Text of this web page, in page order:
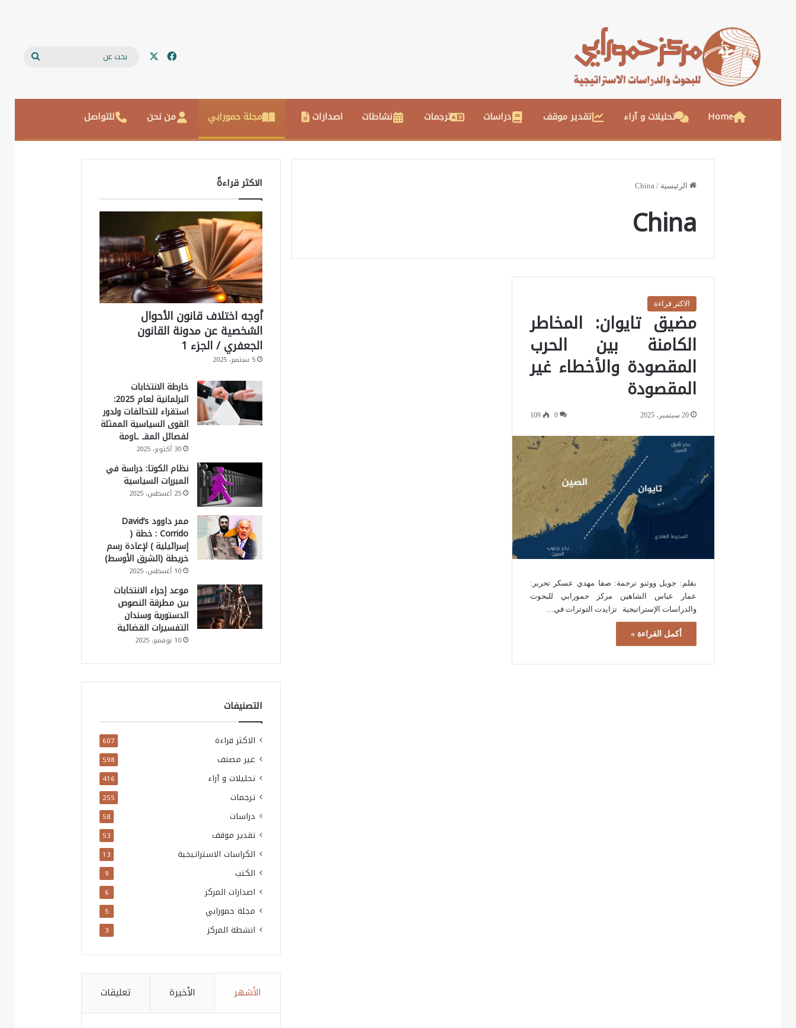
فيسبوك
Home تحليلات و آراء تقدير موقف دراسات ترجمات نشاطات اصدارات مجلة حمورابي من نحن للتواصل
الرئيسية /
China
China
الاكثر قراءة
مضيق تايوان: المخاطر
الكامنة بين الحرب
المقصودة والأخطاء غير
المقصودة
20 سبتمبر، 2025 0
109
بقلم: جويل ووثنو ترجمة: صفا مهدي عسكر تحرير:
عمار عباس الشاهين مركز حمورابي للبحوث
والدراسات الإستراتيجية تزايدت التوترات في…
أكمل القراءة »
الاكثر قراءةً
أوجه اختلاف قانون الأحوال
الشخصية عن مدونة القانون
الجعفري / الجزء 1
5 سبتمبر، 2025
خارطة الانتخابات
البرلمانية لعام 2025:
استقراء للتحالفات ولدور
القوى السياسية الممثلة
لفصائل المقـ ـاومة
30 أكتوبر، 2025
نظام الكوتا: دراسة في
المبررات السياسية
25 أغسطس، 2025
ممر داوود David’s
Corrido : خطة (
إسرائيلية ) لإعادة رسم
خريطة (الشرق الأوسط)
10 أغسطس، 2025
موعد إجراء الانتخابات
بين مطرقة النصوص
الدستورية وسندان
التفسيرات القضائية
10 نوفمبر، 2025
التصنيفات
الاكثر قراءة 607
غير مصنف 598
تحليلات و آراء 416
ترجمات 255
دراسات 58
تقدير موقف 53
الكراسات الاستراتيجية 13
الكتب 9
اصدارات المركز 6
مجلة حمورابي 5
انشطة المركز 3
الأشهر الأخيرة تعليقات